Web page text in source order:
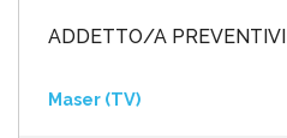
ADDETTO/A PREVENTIVI
Maser (TV)